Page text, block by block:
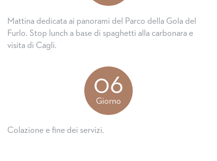
Mattina dedicata ai panorami del Parco della Gola del
Furlo. Stop lunch a base di spaghetti alla carbonara e
visita di Cagli.
06
Giorno
Colazione e fine dei servizi.